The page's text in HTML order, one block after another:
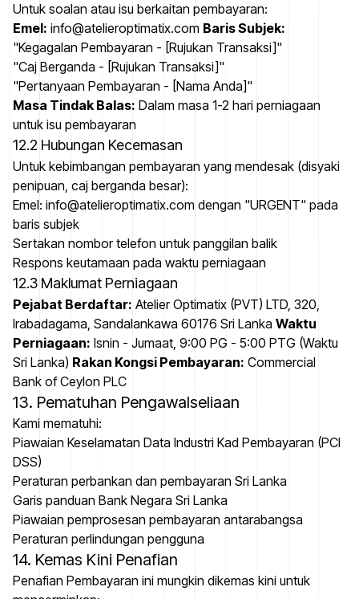
Untuk soalan atau isu berkaitan pembayaran:
Emel: info@atelieroptimatix.com Baris Subjek:
"Kegagalan Pembayaran - [Rujukan Transaksi]"
"Caj Berganda - [Rujukan Transaksi]"
"Pertanyaan Pembayaran - [Nama Anda]"
Masa Tindak Balas: Dalam masa 1-2 hari perniagaan
untuk isu pembayaran
12.2 Hubungan Kecemasan
Untuk kebimbangan pembayaran yang mendesak (disyaki
penipuan, caj berganda besar):
Emel: info@atelieroptimatix.com dengan "URGENT" pada
baris subjek
Sertakan nombor telefon untuk panggilan balik
Respons keutamaan pada waktu perniagaan
12.3 Maklumat Perniagaan
Pejabat Berdaftar: Atelier Optimatix (PVT) LTD, 320,
Irabadagama, Sandalankawa 60176 Sri Lanka Waktu
Perniagaan: Isnin - Jumaat, 9:00 PG - 5:00 PTG (Waktu
Sri Lanka) Rakan Kongsi Pembayaran: Commercial
Bank of Ceylon PLC
13. Pematuhan Pengawalseliaan
Kami mematuhi:
Piawaian Keselamatan Data Industri Kad Pembayaran (PCI
DSS)
Peraturan perbankan dan pembayaran Sri Lanka
Garis panduan Bank Negara Sri Lanka
Piawaian pemprosesan pembayaran antarabangsa
Peraturan perlindungan pengguna
14. Kemas Kini Penafian
Penafian Pembayaran ini mungkin dikemas kini untuk